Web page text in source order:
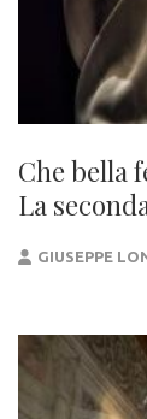
Che bella
La
GIUSEPPE